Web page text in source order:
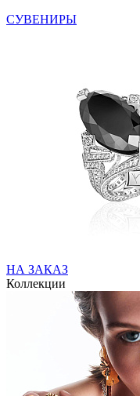
СУВЕНИРЫ
НА ЗАКАЗ
Коллекции